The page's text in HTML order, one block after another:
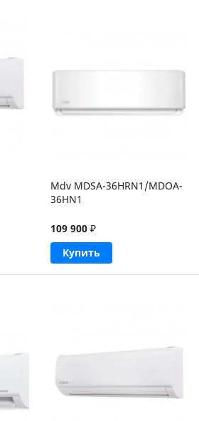
Mdv MDSA-36HRN1/MDOA-
36HN1
109 900₽
Купить